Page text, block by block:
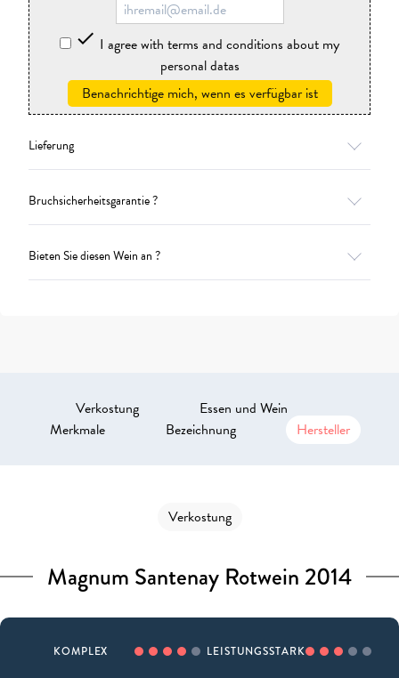
 I agree with terms and conditions about my
personal datas
Benachrichtige mich, wenn es verfügbar ist
Lieferung
Bruchsicherheitsgarantie ?
Bieten Sie diesen Wein an ?
Verkostung
Essen und Wein
Merkmale
Bezeichnung Hersteller
Verkostung
Magnum Santenay Rotwein 2014
KOMPLEX LEISTUNGSSTARK